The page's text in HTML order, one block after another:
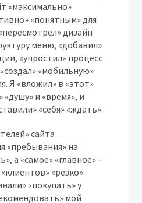
«максимально»
«понятным» для
дизайн
меню, «добавил»
«упростил» процесс
«мобильную»
Я «вложил» в «этот»
и «время», и
«себя» «ждать».
сайта
«пребывания» на
а «самое» «главное» –
«резко»
«покупать» у
мой